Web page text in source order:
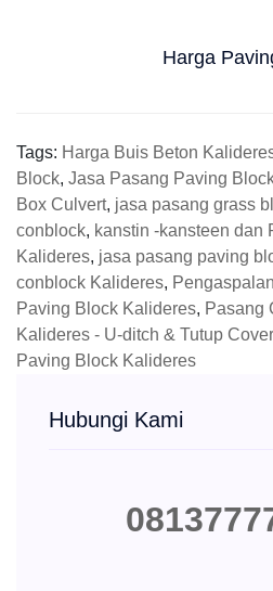
Harga
Tags: Harga Buis Beton
Block, Jasa Pasang Paving
Box Culvert, jasa pasang grass
conblock, kanstin -kansteen dan
Kalideres, jasa pasang paving
conblock Kalideres,
Paving Block Kalideres, Pasang
Kalideres - U-ditch & Tutup Cover
Paving Block Kalideres
Hubungi Kami